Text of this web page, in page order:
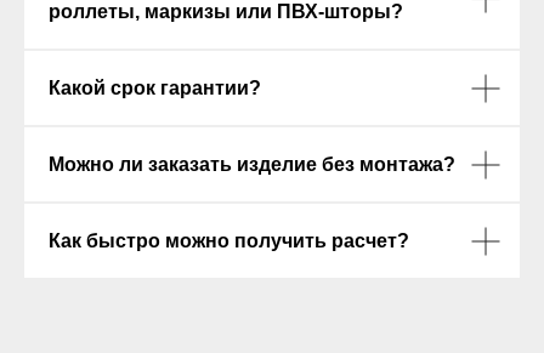
роллеты, маркизы или ПВХ-шторы?
Какой срок гарантии?
Можно ли заказать изделие без монтажа?
Как быстро можно получить расчет?